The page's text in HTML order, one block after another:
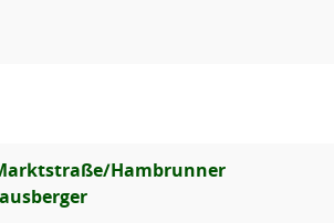
Hambrunner